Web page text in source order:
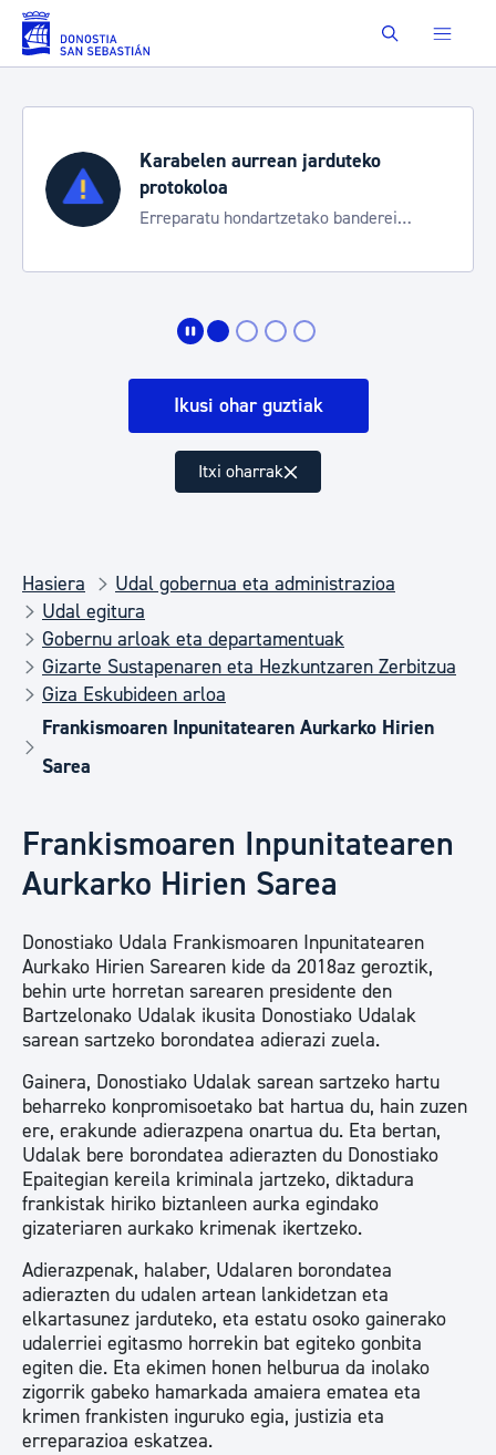
Eduki nagusira joan Buscar
Karabelen aurrean jarduteko
protokoloa
Erreparatu hondartzetako banderei
Ikusi ohar guztiak
Itxi oharrak
Hasiera
Udal gobernua eta administrazioa
Udal egitura
Gobernu arloak eta departamentuak
Gizarte Sustapenaren eta Hezkuntzaren Zerbitzua
Giza Eskubideen arloa
Frankismoaren Inpunitatearen Aurkarko Hirien
Sarea
Frankismoaren Inpunitatearen
Aurkarko Hirien Sarea
Donostiako Udala Frankismoaren Inpunitatearen
Aurkako Hirien Sarearen kide da 2018az geroztik,
behin urte horretan sarearen presidente den
Bartzelonako Udalak ikusita Donostiako Udalak
sarean sartzeko borondatea adierazi zuela.
Gainera, Donostiako Udalak sarean sartzeko hartu
beharreko konpromisoetako bat hartua du, hain zuzen
ere, erakunde adierazpena onartua du. Eta bertan,
Udalak bere borondatea adierazten du Donostiako
Epaitegian kereila kriminala jartzeko, diktadura
frankistak hiriko biztanleen aurka egindako
gizateriaren aurkako krimenak ikertzeko.
Adierazpenak, halaber, Udalaren borondatea
adierazten du udalen artean lankidetzan eta
elkartasunez jarduteko, eta estatu osoko gainerako
udalerriei egitasmo horrekin bat egiteko gonbita
egiten die. Eta ekimen honen helburua da inolako
zigorrik gabeko hamarkada amaiera ematea eta
krimen frankisten inguruko egia, justizia eta
erreparazioa eskatzea.